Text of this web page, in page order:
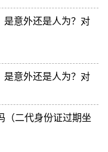
是意外还是人为？对
是意外还是人为？对
（二代身份证过期坐